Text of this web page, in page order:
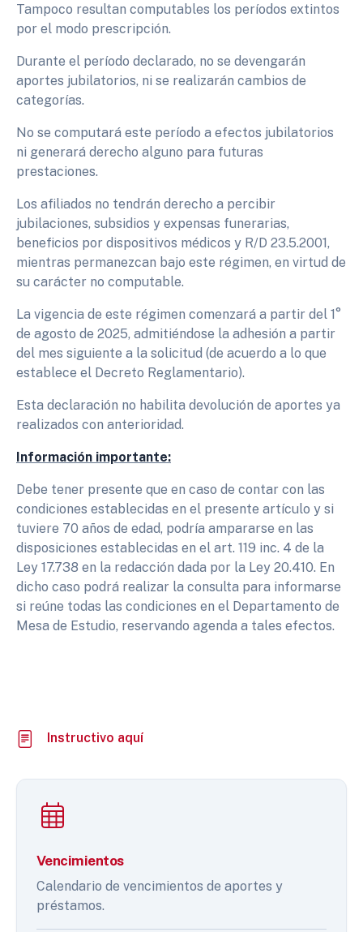
Tampoco resultan computables los períodos extintos
por el modo prescripción.
Durante el período declarado, no se devengarán
aportes jubilatorios, ni se realizarán cambios de
categorías.
No se computará este período a efectos jubilatorios
ni generará derecho alguno para futuras
prestaciones.
Los afiliados no tendrán derecho a percibir
jubilaciones, subsidios y expensas funerarias,
beneficios por dispositivos médicos y R/D 23.5.2001,
mientras permanezcan bajo este régimen, en virtud de
su carácter no computable.
La vigencia de este régimen comenzará a partir del 1°
de agosto de 2025, admitiéndose la adhesión a partir
del mes siguiente a la solicitud (de acuerdo a lo que
establece el Decreto Reglamentario).
Esta declaración no habilita devolución de aportes ya
realizados con anterioridad.
Información importante:
Debe tener presente que en caso de contar con las
condiciones establecidas en el presente artículo y si
tuviere 70 años de edad, podría ampararse en las
disposiciones establecidas en el art. 119 inc. 4 de la
Ley 17.738 en la redacción dada por la Ley 20.410. En
dicho caso podrá realizar la consulta para informarse
si reúne todas las condiciones en el Departamento de
Mesa de Estudio, reservando agenda a tales efectos.
Instructivo aquí
Vencimientos
Calendario de vencimientos de aportes y
préstamos.